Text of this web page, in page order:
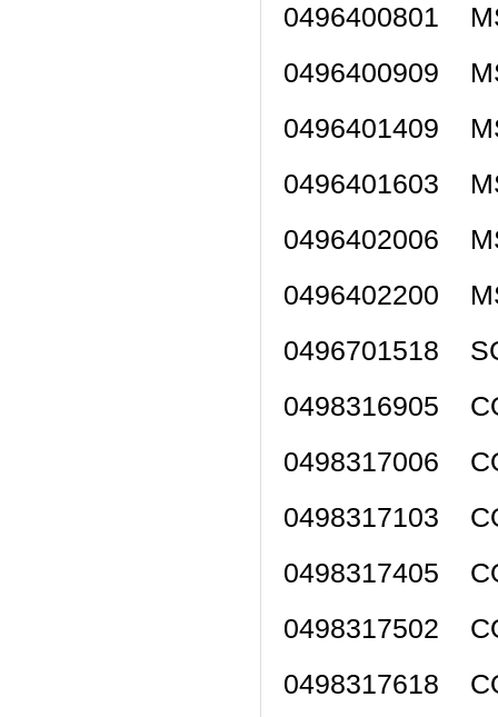
0496400801
0496400909
0496401409
0496401603
0496402006
0496402200
0496701518
0498316905
0498317006
0498317103
0498317405
0498317502
0498317618